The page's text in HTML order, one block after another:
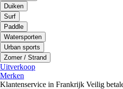
Duiken
Surf
Paddle
Watersporten
Urban sports
Zomer / Strand
Uitverkoop
Merken
Klantenservice in Frankrijk Veilig